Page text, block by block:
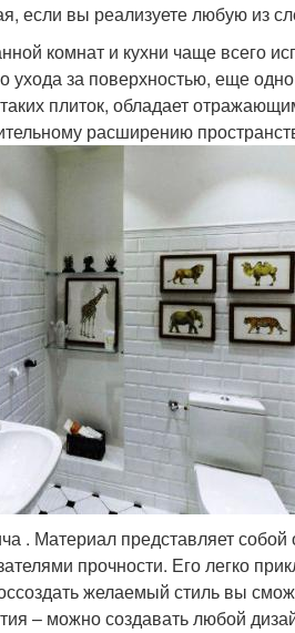
если вы реализуете любую из
комнат и кухни чаще всего
ухода за поверхностью, еще
плиток, обладает
расширению
. Материал представляет
прочности. Его легко
желаемый стиль вы
– можно создавать любой